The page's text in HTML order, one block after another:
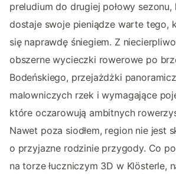
preludium do drugiej połowy
dostaje swoje pieniądze warte tego,
się naprawdę śniegiem. Z
obszerne wycieczki rowerowe po
Bodeńskiego, przejażdżki
malowniczych rzek i wymagające
które oczarowują ambitnych
Nawet poza siodłem, region nie jest
o przyjazne rodzinie przygody. Co
na torze łuczniczym 3D w Klösterle,